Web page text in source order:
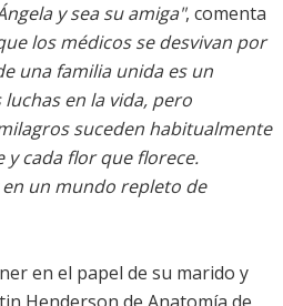
y sea su amiga", comenta
los médicos se desvivan por
una familia unida es un
en la vida, pero
suceden habitualmente
y cada flor que florece.
un mundo repleto de
en el papel de su marido y